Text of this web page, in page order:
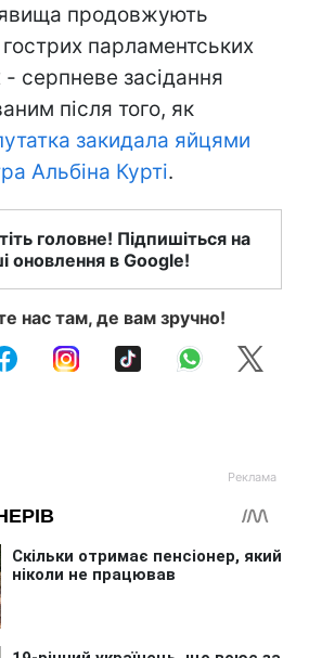
явища продовжують
парламентських
серпневе засідання
після того, як
закидала яйцями
Альбіна Курті.
головне! Підпишіться на
оновлення в Google!
нас там, де вам зручно!